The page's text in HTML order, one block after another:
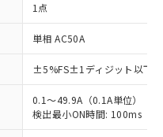
1点
単相 AC50A
±5%FS±1ディジット以下
0.1～49.9A（0.1A単位）
検出最小ON時間: 100ms（